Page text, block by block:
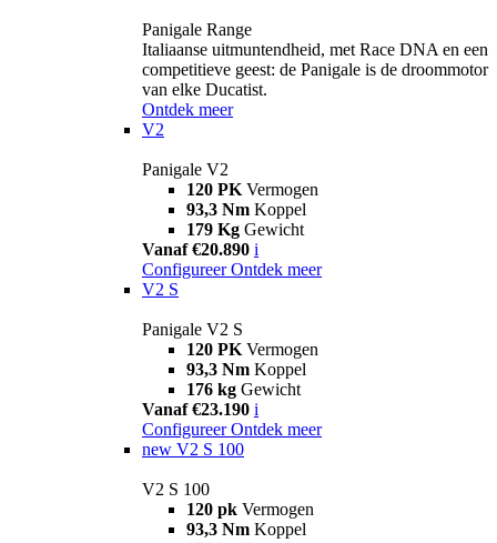
Panigale Range
Italiaanse uitmuntendheid, met Race DNA en een
competitieve geest: de Panigale is de droommotor
van elke Ducatist.
Ontdek meer
V2
Panigale V2
120 PK Vermogen
93,3 Nm Koppel
179 Kg Gewicht
Vanaf €20.890 i
Configureer Ontdek meer
V2 S
Panigale V2 S
120 PK Vermogen
93,3 Nm Koppel
176 kg Gewicht
Vanaf €23.190 i
Configureer Ontdek meer
new V2 S 100
V2 S 100
120 pk Vermogen
93,3 Nm Koppel